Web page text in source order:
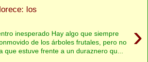
los
›
inesperado Hay algo que siempre
de los árboles frutales, pero no
que estuve frente a un duraznero qu...